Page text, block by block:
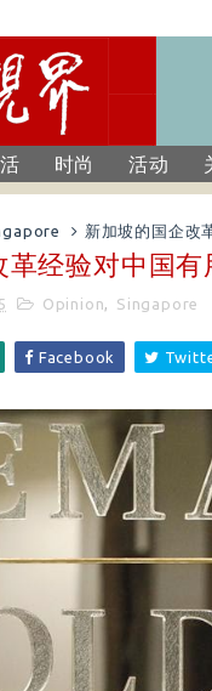
时尚 活动
新加坡的国企改
革经验对中国
Opinion, Singapore
Facebook